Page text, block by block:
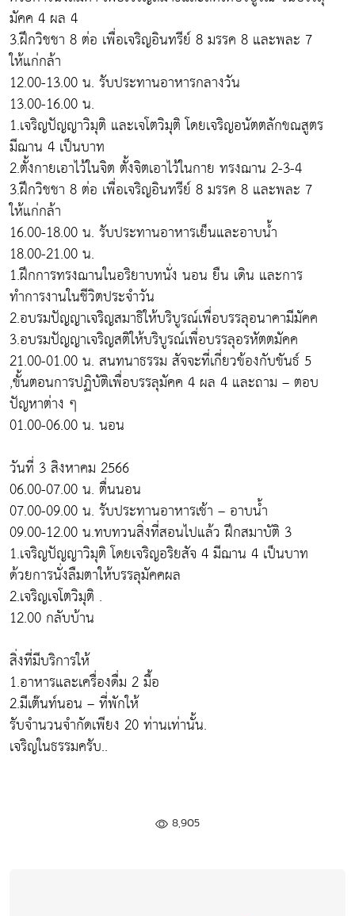
มัคค 4 ผล 4
3.ฝึกวิชชา 8 ต่อ เพื่อเจริญอินทรีย์ 8 มรรค 8 และพละ 7
ให้แก่กล้า
12.00-13.00 น. รับประทานอาหารกลางวัน
13.00-16.00 น.
1.เจริญปัญญาวิมุติ และเจโตวิมุติ โดยเจริญอนัตตลักขณสูตร
มีฌาน 4 เป็นบาท
2.ตั้งกายเอาไว้ในจิต ตั้งจิตเอาไว้ในกาย ทรงฌาน 2-3-4
3.ฝึกวิชชา 8 ต่อ เพื่อเจริญอินทรีย์ 8 มรรค 8 และพละ 7
ให้แก่กล้า
16.00-18.00 น. รับประทานอาหารเย็นและอาบน้ำ
18.00-21.00 น.
1.ฝึกการทรงฌานในอริยาบทนั่ง นอน ยืน เดิน และการ
ทำการงานในชีวิตประจำวัน
2.อบรมปัญญาเจริญสมาธิให้บริบูรณ์เพื่อบรรลุอนาคามีมัคค
3.อบรมปัญญาเจริญสติให้บริบูรณ์เพื่อบรรลุอรหัตตมัคค
21.00-01.00 น. สนทนาธรรม สัจจะที่เกี่ยวข้องกับขันธ์ 5
,ขั้นตอนการปฏิบัติเพื่อบรรลุมัคค 4 ผล 4 และถาม – ตอบ
ปัญหาต่าง ๆ
01.00-06.00 น. นอน
วันที่ 3 สิงหาคม 2566
06.00-07.00 น. ตื่นนอน
07.00-09.00 น. รับประทานอาหารเช้า – อาบน้ำ
09.00-12.00 น.ทบทวนสิ่งที่สอนไปแล้ว ฝึกสมาบัติ 3
1.เจริญปัญญาวิมุติ โดยเจริญอริยสัจ 4 มีฌาน 4 เป็นบาท
ด้วยการนั่งลืมตาให้บรรลุมัคคผล
2.เจริญเจโตวิมุติ .
12.00 กลับบ้าน
สิ่งที่มีบริการให้
1.อาหารและเครื่องดื่ม 2 มื้อ
2.มีเต๊นท์นอน – ที่พักให้
รับจำนวนจำกัดเพียง 20 ท่านเท่านั้น.
เจริญในธรรมครับ..
8,905